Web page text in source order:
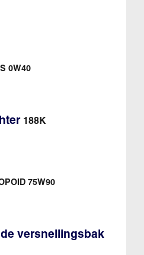
0W40
188K
75W90
versnellingsbak